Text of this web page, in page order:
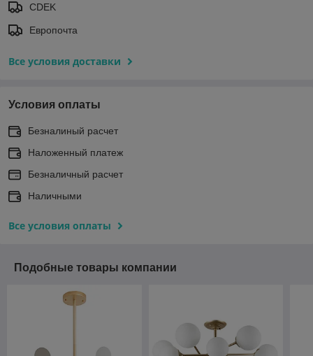
CDEK
Европочта
Все условия доставки
Условия оплаты
Безналиный расчет
Наложенный платеж
Безналичный расчет
Наличными
Все условия оплаты
Подобные товары компании